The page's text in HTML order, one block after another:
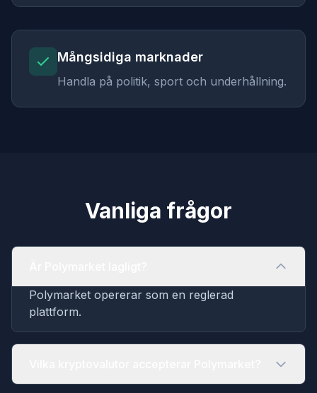
Mångsidiga marknader
Handla på politik, sport och underhållning.
Vanliga frågor
Polymarket opererar som en reglerad
plattform.